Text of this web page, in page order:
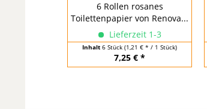
6 Rollen rosanes
Toilettenpapier von Renova...
Lieferzeit 1-3
Inhalt 6 Stück (1,21 € * / 1 Stück)
7,25 € *